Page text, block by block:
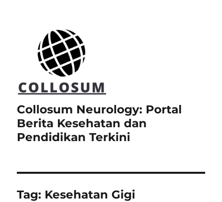
Collosum Neurology: Portal
Berita Kesehatan dan
Pendidikan Terkini
Tag: Kesehatan Gigi